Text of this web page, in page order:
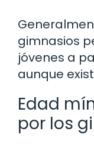
gimnasios
jóvenes a
aunque
Edad
por los